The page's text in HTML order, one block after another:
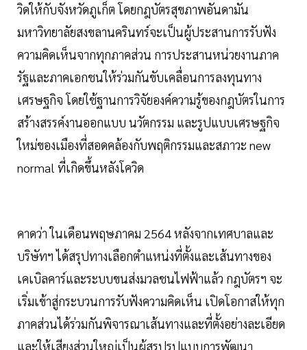
วิดให้กับจังหวัดภูเก็ต โดยกฎบัตรสุขภาพอันดามัน
มหาวิทยาลัยสงขลานครินทร์จะเป็นผู้ประสานการรับฟัง
ความคิดเห็นจากทุกภาคส่วน การประสานหน่วยงานภาค
รัฐและภาคเอกชนให้ร่วมกันขับเคลื่อนการลงทุนทาง
เศรษฐกิจ โดยใช้ฐานการวิจัยองค์ความรู้ของกฎบัตรในการ
สร้างสรรค์งานออกแบบ นวัตกรรม และรูปแบบเศรษฐกิจ
ใหม่ของเมืองที่สอดคล้องกับพฤติกรรมและสภาวะ new
normal ที่เกิดขึ้นหลังโควิด
คาดว่า ในเดือนพฤษภาคม 2564 หลังจากเทศบาลและ
บริษัทฯ ได้สรุปทางเลือกตำแหน่งที่ตั้งและเส้นทางของ
เคเบิลคาร์และระบบขนส่งมวลชนไฟฟ้าแล้ว กฎบัตรฯ จะ
เริ่มเข้าสู่กระบวนการรับฟังความคิดเห็น เปิดโอกาสให้ทุก
ภาคส่วนได้ร่วมกันพิจารณาเส้นทางและที่ตั้งอย่างละเอียด
และให้เสียงส่วนใหญ่เป็นผู้สรุปรูปแบบการพัฒนา